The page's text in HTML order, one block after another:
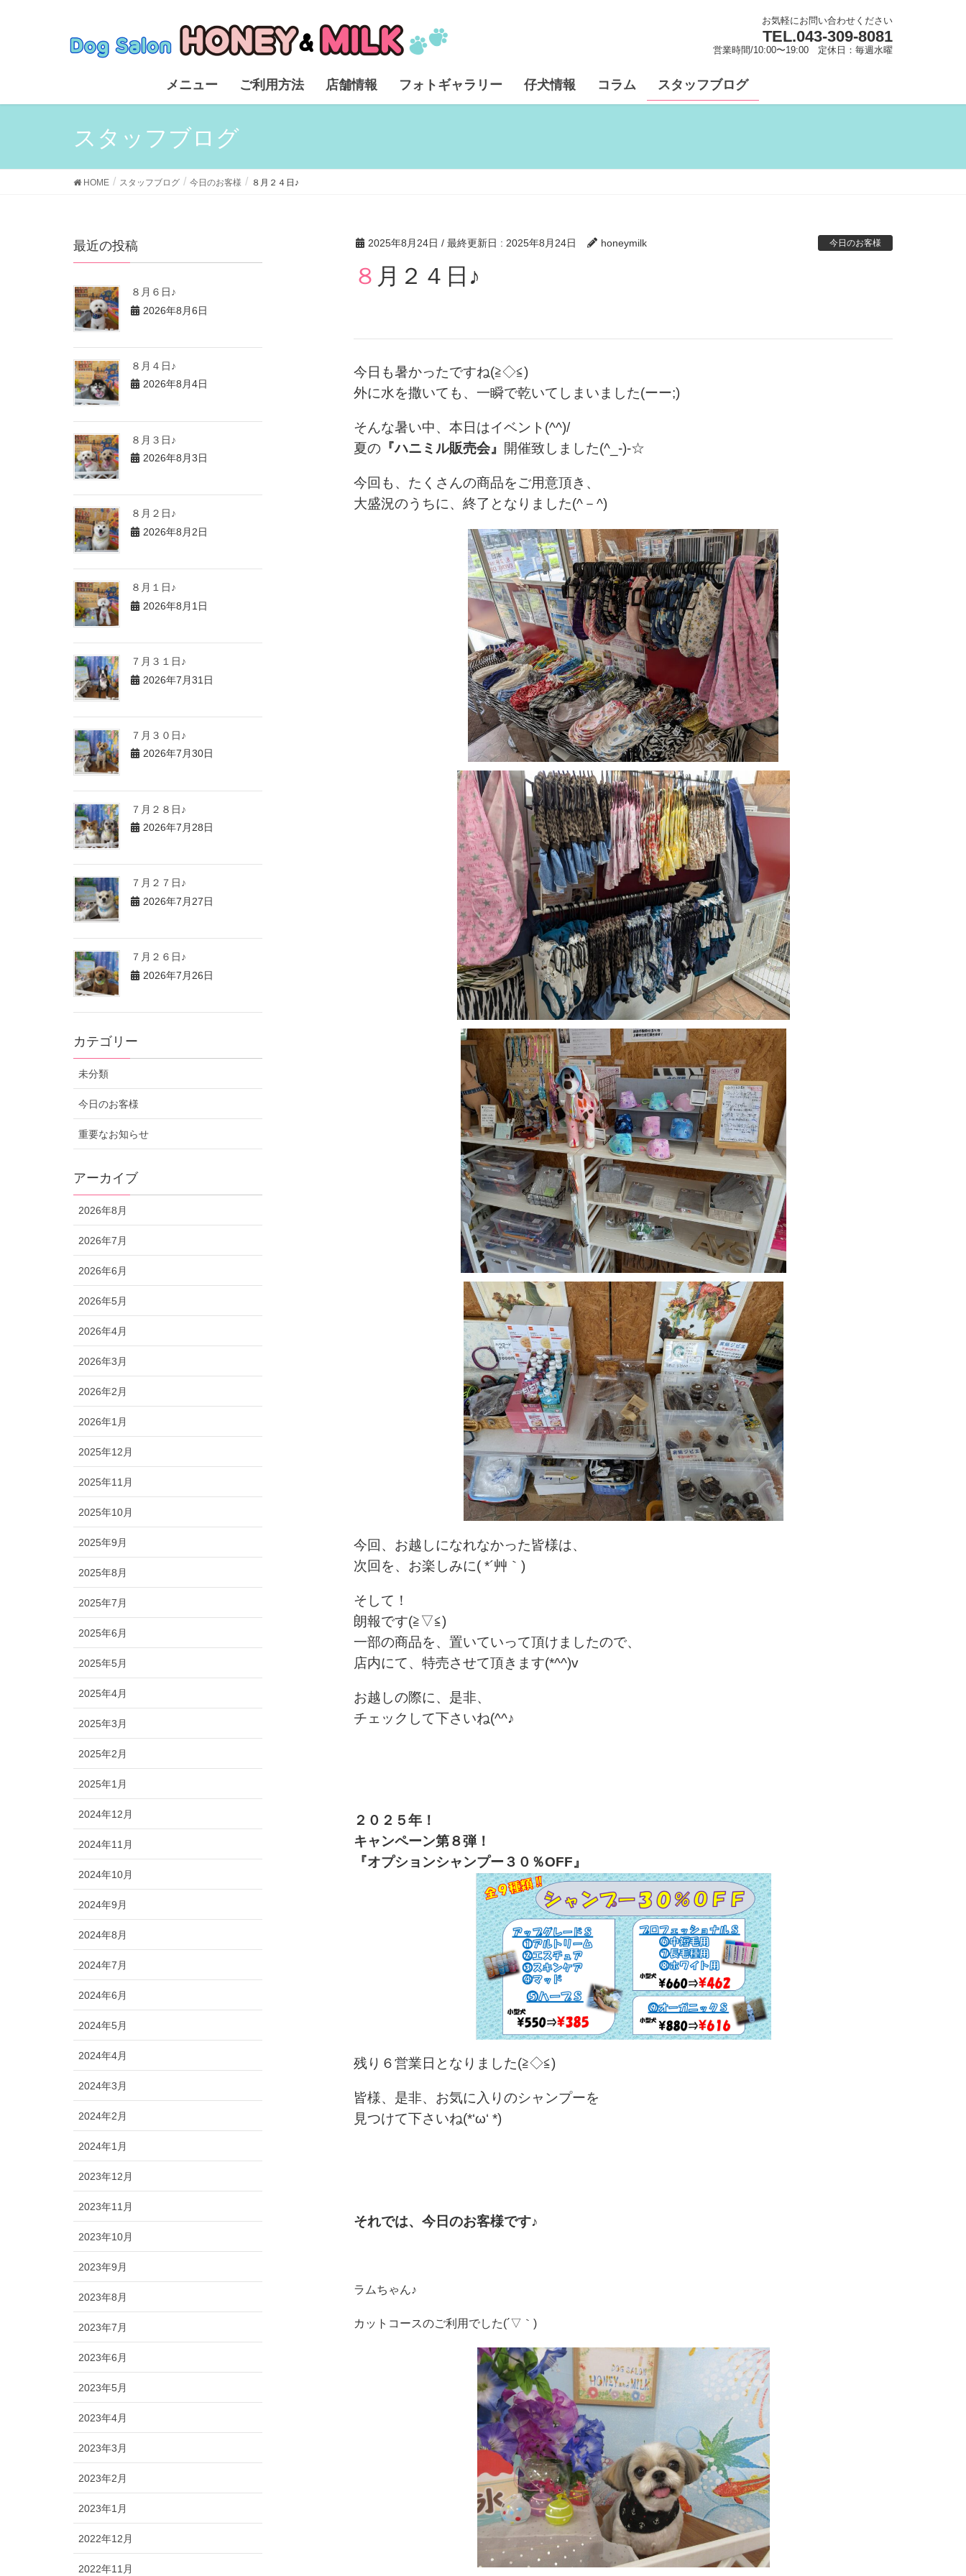
お気軽にお問い合わせください
TEL.043-309-8081
営業時間/10:00〜19:00 定休日：毎週水曜
メニュー ご利用方法 店舗情報 フォトギャラリー 仔犬情報 コラム スタッフブログ
スタッフブログ
HOME スタッフブログ 今日のお客様 ８月２４日♪
2025年8月24日 / 最終更新日 : 2025年8月24日 honeymilk 今日のお客様
８月２４日♪
今日も暑かったですね(≧◇≦)
外に水を撒いても、一瞬で乾いてしまいました(ーー;)
そんな暑い中、本日はイベント(^^)/
夏の 『ハニミル販売会』 開催致しました(^_-)-☆
今回も、たくさんの商品をご用意頂き、
大盛況のうちに、終了となりました(^－^)
今回、お越しになれなかった皆様は、
次回を、お楽しみに( *´艸｀)
そして！
朗報です(≧▽≦)
一部の商品を、置いていって頂けましたので、
店内にて、特売させて頂きます(*^^)v
お越しの際に、是非、
チェックして下さいね(^^♪
２０２５年！
キャンペーン第８弾！
『オプションシャンプー３０％OFF』
残り６営業日となりました(≧◇≦)
皆様、是非、お気に入りのシャンプーを
見つけて下さいね(*‘ω‘ *)
それでは、今日のお客様です♪
ラムちゃん♪
カットコースのご利用でした(´▽｀)
最近の投稿
８月６日♪
2026年8月6日
８月４日♪
2026年8月4日
８月３日♪
2026年8月3日
８月２日♪
2026年8月2日
８月１日♪
2026年8月1日
７月３１日♪
2026年7月31日
７月３０日♪
2026年7月30日
７月２８日♪
2026年7月28日
７月２７日♪
2026年7月27日
７月２６日♪
2026年7月26日
カテゴリー
未分類
今日のお客様
重要なお知らせ
アーカイブ
2026年8月
2026年7月
2026年6月
2026年5月
2026年4月
2026年3月
2026年2月
2026年1月
2025年12月
2025年11月
2025年10月
2025年9月
2025年8月
2025年7月
2025年6月
2025年5月
2025年4月
2025年3月
2025年2月
2025年1月
2024年12月
2024年11月
2024年10月
2024年9月
2024年8月
2024年7月
2024年6月
2024年5月
2024年4月
2024年3月
2024年2月
2024年1月
2023年12月
2023年11月
2023年10月
2023年9月
2023年8月
2023年7月
2023年6月
2023年5月
2023年4月
2023年3月
2023年2月
2023年1月
2022年12月
2022年11月